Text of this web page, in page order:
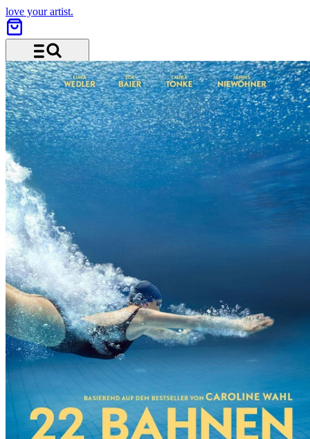
love your artist.
Menü und Suche